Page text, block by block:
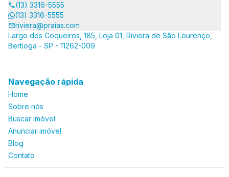
(13) 3316-5555
(13) 3316-5555
riviera@praias.com
Largo dos Coqueiros, 185, Loja 01, Riviera de São Lourenço,
Bertioga - SP - 11262-009
Navegação rápida
Home
Sobre nós
Buscar imóvel
Anunciar imóvel
Blog
Contato